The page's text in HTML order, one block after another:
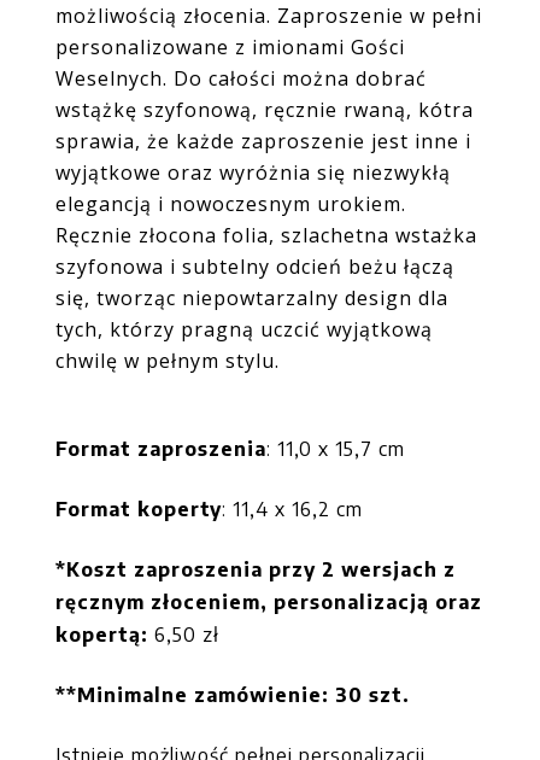
możliwością złocenia. Zaproszenie w pełni
personalizowane z imionami Gości
Weselnych. Do całości można dobrać
wstążkę szyfonową, ręcznie rwaną, kótra
sprawia, że każde zaproszenie jest inne i
wyjątkowe oraz wyróżnia się niezwykłą
elegancją i nowoczesnym urokiem.
Ręcznie złocona folia, szlachetna wstażka
szyfonowa i subtelny odcień beżu łączą
się, tworząc niepowtarzalny design dla
tych, którzy pragną uczcić wyjątkową
chwilę w pełnym stylu.
Format zaproszenia: 11,0 x 15,7 cm
Format koperty: 11,4 x 16,2 cm
*Koszt zaproszenia przy 2 wersjach z
ręcznym złoceniem, personalizacją oraz
kopertą: 6,50 zł
**Minimalne zamówienie: 30 szt.
Istnieje możliwość pełnej personalizacji